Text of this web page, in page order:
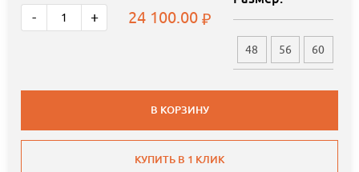
- + 24 100.00
48 56 60
В КОРЗИНУ
КУПИТЬ В 1 КЛИК